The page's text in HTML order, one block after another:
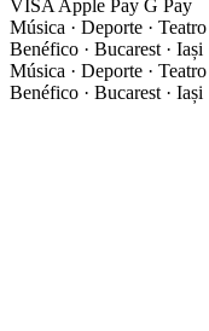
VISA Apple Pay G Pay
Música · Deporte ·
Benéfico · Bucarest · Iași
Música · Deporte ·
Benéfico · Bucarest · Iași